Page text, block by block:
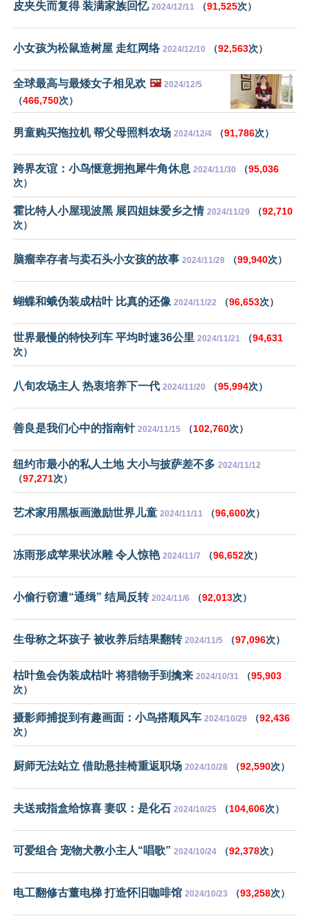
皮夹失而复得 装满家族回忆 2024/12/11 （91,525次）
小女孩为松鼠造树屋 走红网络 2024/12/10 （92,563次）
全球最高与最矮女子相见欢 🖼️ 2024/12/5
（466,750次）
男童购买拖拉机 帮父母照料农场 2024/12/4 （91,786次）
跨界友谊：小鸟惬意拥抱犀牛角休息 2024/11/30 （95,036
次）
霍比特人小屋现波黑 展四姐妹爱乡之情 2024/11/29 （92,710
次）
脑瘤幸存者与卖石头小女孩的故事 2024/11/28 （99,940次）
蝴蝶和蛾伪装成枯叶 比真的还像 2024/11/22 （96,653次）
世界最慢的特快列车 平均时速36公里 2024/11/21 （94,631
次）
八旬农场主人 热衷培养下一代 2024/11/20 （95,994次）
善良是我们心中的指南针 2024/11/15 （102,760次）
纽约市最小的私人土地 大小与披萨差不多 2024/11/12
（97,271次）
艺术家用黑板画激励世界儿童 2024/11/11 （96,600次）
冻雨形成苹果状冰雕 令人惊艳 2024/11/7 （96,652次）
小偷行窃遭“通缉” 结局反转 2024/11/6 （92,013次）
生母称之坏孩子 被收养后结果翻转 2024/11/5 （97,096次）
枯叶鱼会伪装成枯叶 将猎物手到擒来 2024/10/31 （95,903
次）
摄影师捕捉到有趣画面：小鸟搭顺风车 2024/10/29 （92,436
次）
厨师无法站立 借助悬挂椅重返职场 2024/10/28 （92,590次）
夫送戒指盒给惊喜 妻叹：是化石 2024/10/25 （104,606次）
可爱组合 宠物犬教小主人“唱歌” 2024/10/24 （92,378次）
电工翻修古董电梯 打造怀旧咖啡馆 2024/10/23 （93,258次）